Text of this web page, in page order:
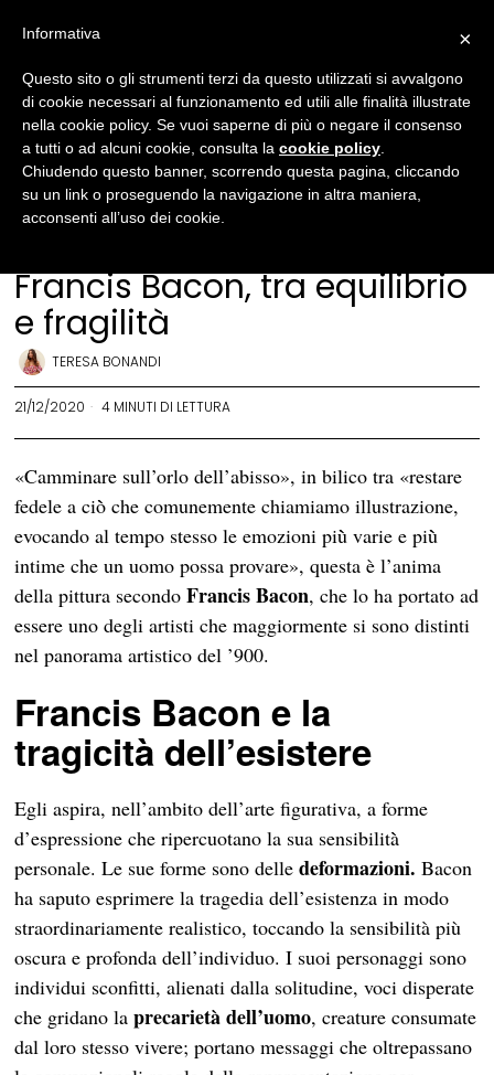
Francis Bacon, tra equilibrio
e fragilità
TERESA BONANDI
21/12/2020 4 MINUTI DI LETTURA
«Camminare sull’orlo dell’abisso», in bilico tra «restare
fedele a ciò̀ che comunemente chiamiamo illustrazione,
evocando al tempo stesso le emozioni più̀ varie e più̀
intime che un uomo possa provare», questa è l’anima
della pittura secondoFrancis Bacon, che lo ha portato ad
essere uno degli artisti che maggiormente si sono distinti
nel panorama artistico del ’900.
Francis Bacon e la
tragicità dell’esistere
Egli aspira, nell’ambito dell’arte figurativa, a forme
d’espressione che ripercuotano la sua sensibilità̀
personale. Le sue forme sono delledeformazioni. Bacon
ha saputo esprimere la tragedia dell’esistenza in modo
straordinariamente realistico, toccando la sensibilità più
oscura e profonda dell’individuo. I suoi personaggi sono
individui sconfitti, alienati dalla solitudine, voci disperate
che gridano laprecarietà dell’uomo, creature consumate
dal loro stesso vivere; portano messaggi che oltrepassano
×
Informativa
Questo sito o gli strumenti terzi da questo utilizzati si avvalgono
di cookie necessari al funzionamento ed utili alle finalità illustrate
nella cookie policy. Se vuoi saperne di più o negare il consenso
a tutti o ad alcuni cookie, consulta la cookie policy
Chiudendo questo banner, scorrendo questa pagina, cliccando
su un link o proseguendo la navigazione in altra maniera,
acconsenti all’uso dei cookie.